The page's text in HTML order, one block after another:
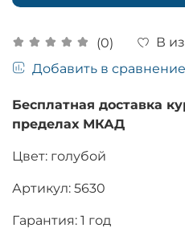
(0)
В
Добавить в сравнение
Бесплатная доставка
пределах МКАД
Цвет: голубой
Артикул: 5630
Гарантия: 1 год